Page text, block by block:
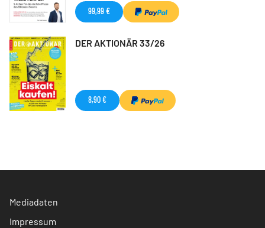
99,99 €
DER AKTIONÄR 33/26
8,90 €
Mediadaten
Impressum